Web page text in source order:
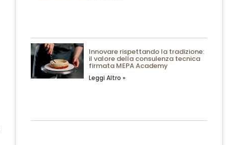
Innovare rispettando la tradizione:
il valore della consulenza tecnica
firmata MEPA Academy
Leggi Altro »